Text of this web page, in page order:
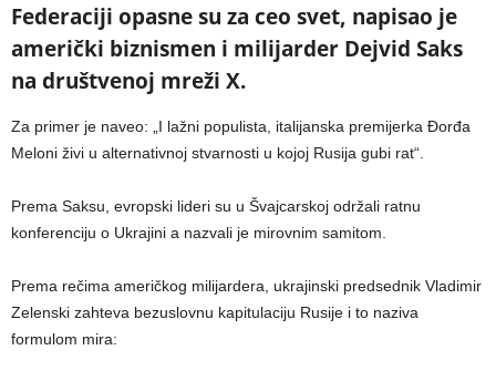
Federaciji opasne su za ceo svet, napisao je
američki biznismen i milijarder Dejvid Saks
na društvenoj mreži X.
Za primer je naveo: „I lažni populista, italijanska premijerka Đorđa
Meloni živi u alternativnoj stvarnosti u kojoj Rusija gubi rat“.
Prema Saksu, evropski lideri su u Švajcarskoj održali ratnu
konferenciju o Ukrajini a nazvali je mirovnim samitom.
Prema rečima američkog milijardera, ukrajinski predsednik Vladimir
Zelenski zahteva bezuslovnu kapitulaciju Rusije i to naziva
formulom mira: